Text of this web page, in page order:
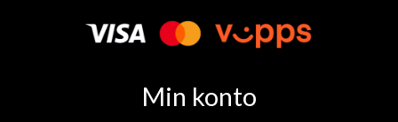
b
o
g
m
Min konto